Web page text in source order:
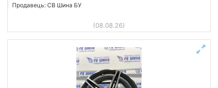
Продавець: СВ Шина БУ
(08.08.26)